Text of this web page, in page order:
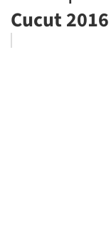
Cucut 2016